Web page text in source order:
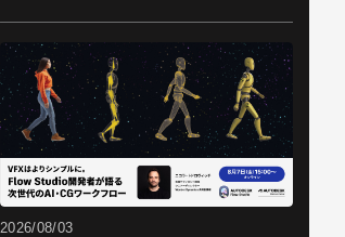
2026/08/03